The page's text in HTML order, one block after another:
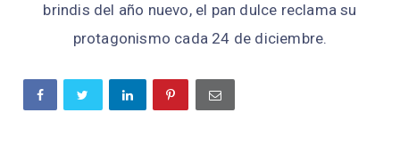
brindis del año nuevo, el pan dulce reclama su
protagonismo cada 24 de diciembre.